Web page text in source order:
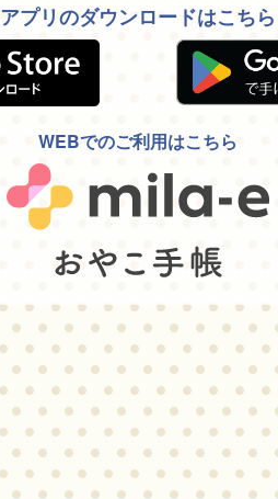
アプリのダウンロードはこちら
WEBでのご利用はこちら